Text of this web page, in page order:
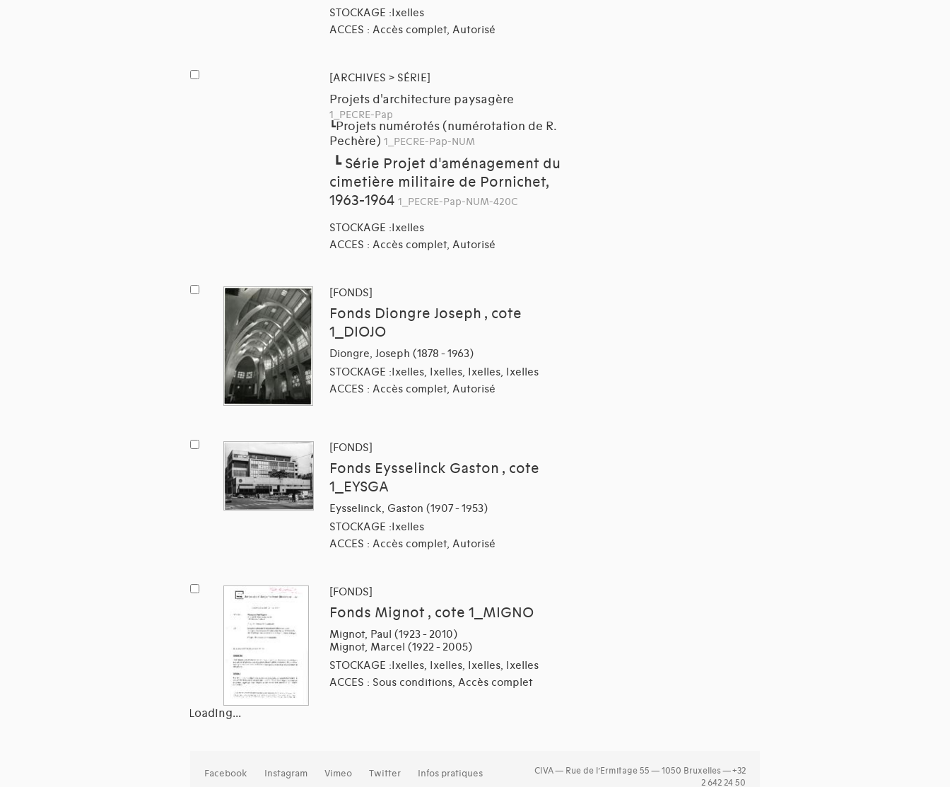
STOCKAGE :Ixelles
ACCES : Accès complet, Autorisé
[ARCHIVES > SÉRIE]
Projets d'architecture paysagère
1_PECRE-Pap
┗Projets numérotés (numérotation de R.
Pechère) 1_PECRE-Pap-NUM
┗ Série Projet d'aménagement du
cimetière militaire de Pornichet,
1963-1964 1_PECRE-Pap-NUM-420C
STOCKAGE :Ixelles
ACCES : Accès complet, Autorisé
[FONDS]
Fonds Diongre Joseph , cote
1_DIOJO
Diongre, Joseph (1878 - 1963)
STOCKAGE :Ixelles, Ixelles, Ixelles, Ixelles
ACCES : Accès complet, Autorisé
[FONDS]
Fonds Eysselinck Gaston , cote
1_EYSGA
Eysselinck, Gaston (1907 - 1953)
STOCKAGE :Ixelles
ACCES : Accès complet, Autorisé
[FONDS]
Fonds Mignot , cote 1_MIGNO
Mignot, Paul (1923 - 2010)
Mignot, Marcel (1922 - 2005)
STOCKAGE :Ixelles, Ixelles, Ixelles, Ixelles
ACCES : Sous conditions, Accès complet
Loading...
Facebook Instagram Vimeo Twitter
Infos pratiques
CIVA — Rue de l’Ermitage 55 — 1050 Bruxelles — +32
2 642 24 50